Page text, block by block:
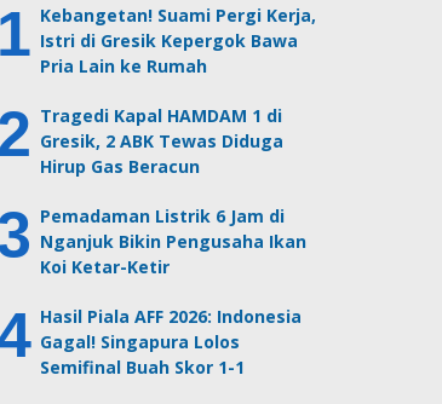
Kebangetan! Suami Pergi Kerja,
Istri di Gresik Kepergok Bawa
Pria Lain ke Rumah
Tragedi Kapal HAMDAM 1 di
Gresik, 2 ABK Tewas Diduga
Hirup Gas Beracun
Pemadaman Listrik 6 Jam di
Nganjuk Bikin Pengusaha Ikan
Koi Ketar-Ketir
Hasil Piala AFF 2026: Indonesia
Gagal! Singapura Lolos
Semifinal Buah Skor 1-1